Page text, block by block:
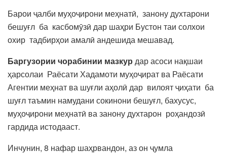
Барои ҷалби муҳоҷирони меҳнатӣ, занону духтарони
бешуғл ба касбомӯзӣ дар шаҳри Бустон таи солхои
охир тадбирҳои амалӣ андешида мешавад.
Баргузории чорабинии мазкур дар асоси нақшаи
ҳарсолаи Раёсати Хадамоти муҳоҷират ва Раёсати
Агентии меҳнат ва шуғли аҳолӣ дар вилоят ҷиҳати ба
шуғл таъмин намудани сокинони бешуғл, бахусус,
муҳоҷирони меҳнатӣ ва занону духтарон роҳандозӣ
гардида истодааст.
Инчунин, 8 нафар шаҳрвандон, аз он ҷумла